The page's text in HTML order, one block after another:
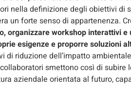
nella definizione degli obiettivi di
un forte senso di appartenenza.
organizzare workshop interattivi
esigenze e proporre soluzioni
di riduzione dell’impatto
smettono così di
aziendale orientata al futuro,